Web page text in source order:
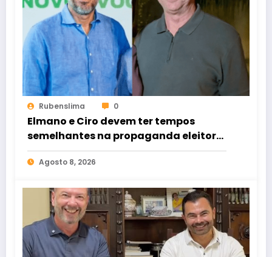
Rubenslima 0
Elmano e Ciro devem ter tempos
semelhantes na propaganda eleitoral
de rádio e TV
Agosto 8, 2026